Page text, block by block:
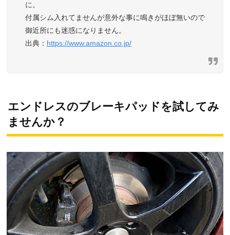
に。
付属シム入れてませんが意外な事に鳴きがほぼ無いので
御近所にも迷惑になりません。
https://www.amazon.co.jp/
エンドレスのブレーキパッドを試してみ
ませんか？